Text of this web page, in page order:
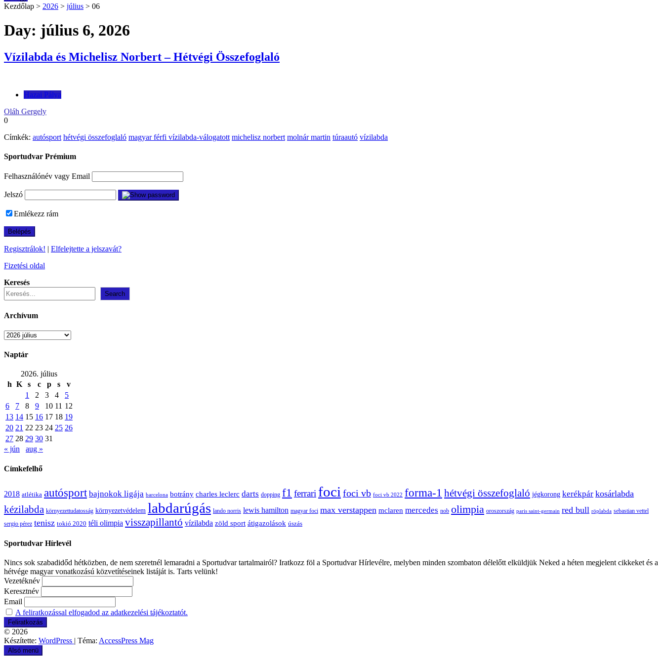
Kezdőlap > 2026 > július > 06
Day: július 6, 2026
Vízilabda és Michelisz Norbert – Hétvégi Összefoglaló
Hazai Pálya
Oláh Gergely
0
Címkék: autósport hétvégi összefoglaló magyar férfi vízilabda-válogatott michelisz norbert molnár martin túraautó vízilabda
Sportudvar Prémium
Felhasználónév vagy Email
Jelszó
Emlékezz rám
Regisztrálok! | Elfelejtette a jelszavát?
Fizetési oldal
Keresés
Search
Archívum
Archívum
Naptár
2026. július
h K s c p s
v
1
2 3 4
5
6
7 8 9 10 11 12
13 14 15 16 17 18 19
20 21 22 23 24 25 26
27 28 29 30 31
« jún
aug »
Címkefelhő
2018 atlétika autósport bajnokok ligája barcelona botrány charles leclerc darts dopping f1 ferrari foci foci vb foci vb 2022 forma-1 hétvégi összefoglaló jégkorong kerékpár kosárlabda
kézilabda környezettudatosság környezetvédelem labdarúgás lando norris lewis hamilton magyar foci max verstappen mclaren mercedes nob olimpia oroszország paris saint-germain red bull röplabda sebastian vettel
sergio pérez tenisz tokió 2020 téli olimpia visszapillantó vízilabda zöld sport átigazolások úszás
Sportudvar Hírlevél
Nincs sok szabadidőd hétközben, de nem szeretnél lemaradni a Sportudvar tartalmairól? Iratkozz föl a Sportudvar Hírlevélre, melyben minden szombaton délelőtt elküldjük Neked a héten megjelent cikkeket és a
hétvége magyar vonatkozású közvetítéseinek listáját is. Tarts velünk!
Vezetéknév
Keresztnév
Email
A feliratkozással elfogadod az adatkezelési tájékoztatót.
© 2026
Készítette: WordPress | Téma: AccessPress Mag
Alsó menü